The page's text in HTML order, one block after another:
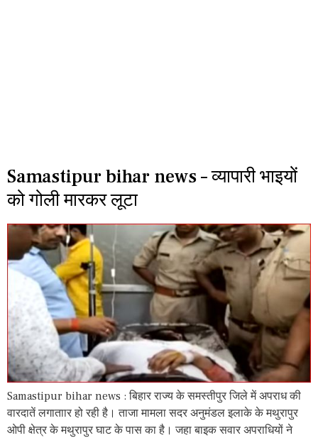
Samastipur bihar news – व्यापारी भाइयों
को गोली मारकर लूटा
Samastipur bihar news : बिहार राज्य के समस्तीपुर जिले में अपराध की
वारदातें लगाताार हो रही है। ताजा मामला सदर अनुमंडल इलाके के मथुरापुर
ओपी क्षेत्र के मथुरापुर घाट के पास का है। जहा बाइक सवार अपराधियों ने